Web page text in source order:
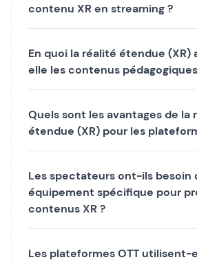
contenu XR en streaming ?
En quoi la réalité étendue
elle les contenus
Quels sont les avantages de la
étendue (XR) pour les
Les spectateurs ont-ils besoin
équipement spécifique pour
contenus XR ?
Les plateformes OTT utilisent-